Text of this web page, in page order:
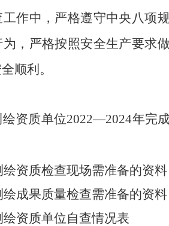
作中，严格遵守中央八项
，严格按照安全生产要求
顺利。
资质单位2022―2024年完
绘资质检查现场需准备的资料
绘成果质量检查需准备的资料
绘资质单位自查情况表